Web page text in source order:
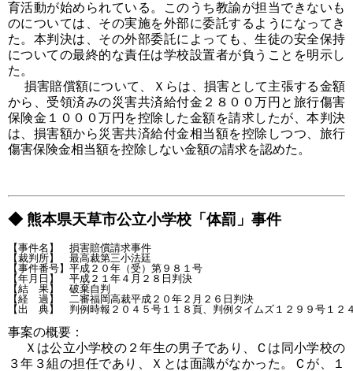
育活動が始められている。このうち教諭が担当できないも
のについては、その実施を外部に委託するようになってき
た。本判決は、その外部委託によっても、生徒の安全保持
についての最終的な責任は学校設置者が負うことを明示し
た。
損害賠償額について、Ｘらは、損害として主張する金額
から、受領済みの災害共済給付金２８００万円と旅行傷害
保険金１０００万円を控除した金額を請求したが、本判決
は、損害額から災害共済給付金相当額を控除しつつ、旅行
傷害保険金相当額を控除しない金額の請求を認めた。
◆ 熊本県天草市公立小学校「体罰」事件
【事件名】　損害賠償請求事件
【裁判所】　最高裁第三小法廷
【事件番号】平成２０年（受）第９８１号
【年月日】　平成２１年４月２８日判決
【結　果】　破棄自判
【経　過】　二審福岡高裁平成２０年２月２６日判決
事案の概要：
Ｘは公立小学校の２年生の男子であり、Ｃは同小学校の
３年３組の担任であり、Ｘとは面識がなかった。Ｃが、１